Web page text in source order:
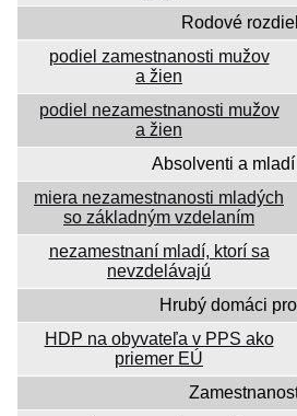
Rodové
podiel zamestnanosti mužov
a žien
podiel nezamestnanosti mužov
a žien
Absolventi a
miera nezamestnanosti mladých
so základným vzdelaním
nezamestnaní mladí, ktorí sa
nevzdelávajú
Hrubý domáci
HDP na obyvateľa v PPS ako
priemer EÚ